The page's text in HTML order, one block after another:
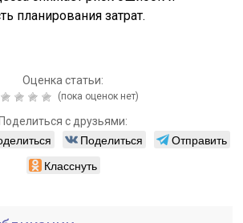
планирования затрат.
Оценка статьи:
(пока оценок нет)
Поделиться с друзьями:
Поделиться
Отправить
Класснуть